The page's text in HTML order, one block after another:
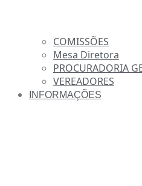
COMISSÕES
Mesa Diretora
PROCURADORIA
VEREADORES
INFORMAÇÕES